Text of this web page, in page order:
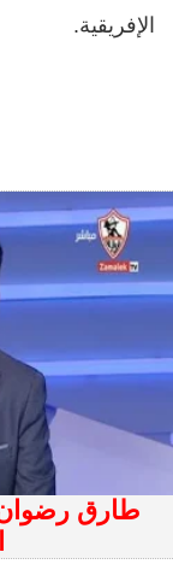
الإفريقية.
طارق